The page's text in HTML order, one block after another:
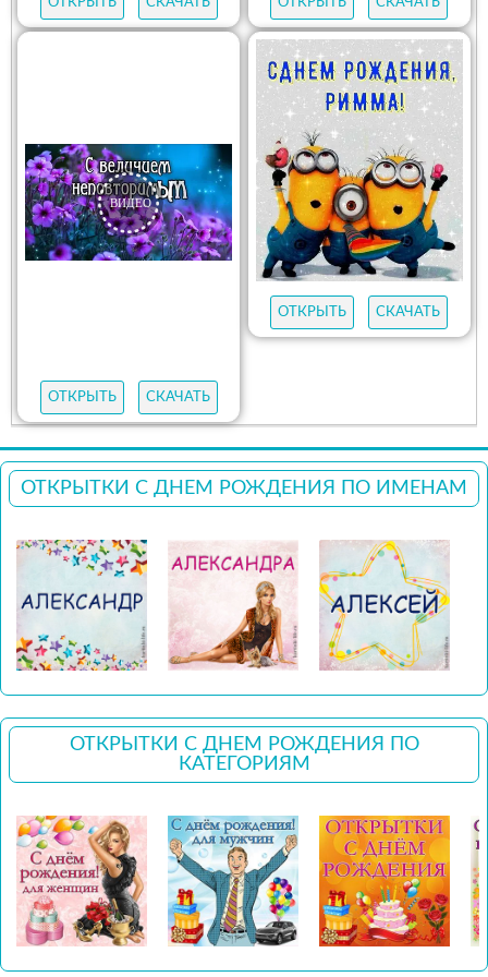
ОТКРЫТЬ СКАЧАТЬ
ОТКРЫТЬ СКАЧАТЬ
ОТКРЫТКИ С ДНЕМ РОЖДЕНИЯ ПО ИМЕНАМ
ОТКРЫТКИ С ДНЕМ РОЖДЕНИЯ ПО
КАТЕГОРИЯМ